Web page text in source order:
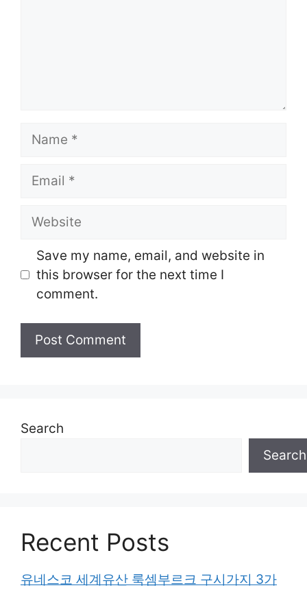
Name
Email
Website
Save my name, email, and website in
this browser for the next time I
comment.
Search
Search
Recent Posts
유네스코 세계유산 룩셈부르크 구시가지 3가